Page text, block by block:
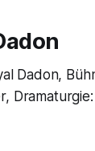
Dadon,